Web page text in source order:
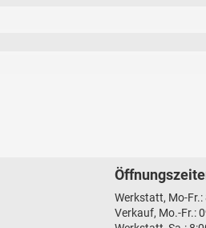
Werkstatt, Mo-Fr.:
Verkauf, Mo.-Fr.: